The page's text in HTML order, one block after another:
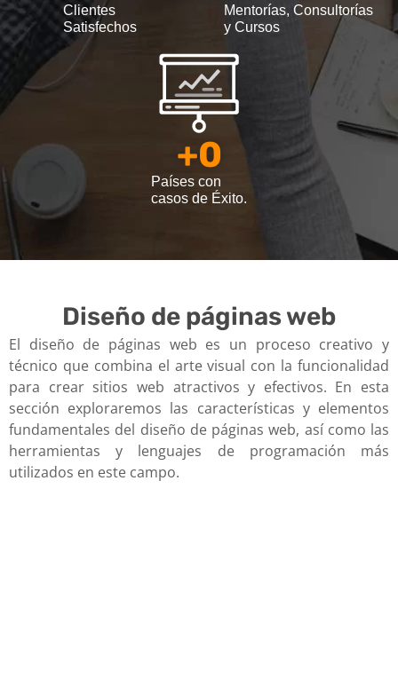
Clientes
Satisfechos
Mentorías, Consultorías
y Cursos
Países con
casos de Éxito.
+0
Diseño de páginas web
El diseño de páginas web es un proceso creativo y
técnico que combina el arte visual con la funcionalidad
para crear sitios web atractivos y efectivos. En esta
sección exploraremos las características y elementos
fundamentales del diseño de páginas web, así como las
herramientas y lenguajes de programación más
utilizados en este campo.